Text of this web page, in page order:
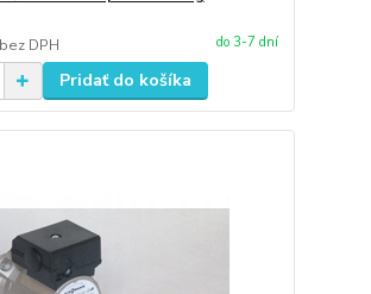
bez DPH do 3-7 dní
Pridať do košíka